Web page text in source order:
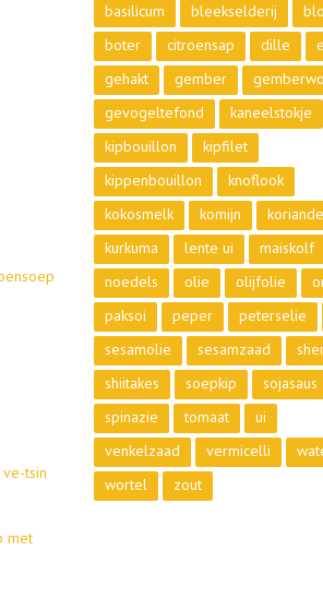
tsin
met
basilicum bleekselderij
boter
citroensap dille
gehakt
gember
gevogeltefond
kaneelstokje
kipbouillon
kipfilet
kippenbouillon
knoflook
kokosmelk
komijn
kurkuma
lente ui
maiskolf
noedels
olie olijfolie
paksoi
peper peterselie
sesamolie
sesamzaad
shiitakes
soepkip
sojasaus
spinazie
tomaat
ui
venkelzaad
vermicelli
wortel
zout